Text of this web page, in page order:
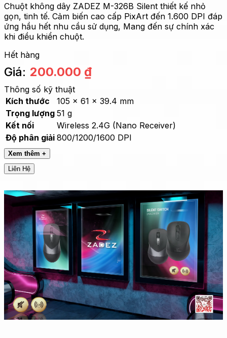
Chuột không dây ZADEZ M-326B Silent thiết kế nhỏ
gọn, tinh tế. Cảm biến cao cấp PixArt đến 1.600 DPI đáp
ứng hầu hết nhu cầu sử dụng, Mang đến sự chính xác
khi điều khiển chuột.
Hết hàng
Giá: 200.000 ₫
Thông số kỹ thuật
Kích thước
105 x 61 x 39.4 mm
Trọng lượng 51 g
Kết nối
Wireless 2.4G (Nano Receiver)
Độ phân giải 800/1200/1600 DPI
Xem thêm +
Liên Hệ